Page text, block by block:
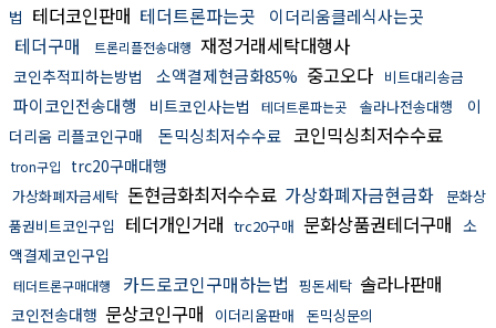
법 테더코인판매 테더트론파는곳 이더리움클레식사는곳
테더구매 트론리플전송대행 재정거래세탁대행사
코인추적피하는방법 소액결제현금화85% 중고오다 비트대리송금
파이코인전송대행 비트코인사는법 테더트론파는곳 솔라나전송대행
이
더리움 리플코인구매
돈믹싱최저수수료 코인믹싱최저수수료
tron구입 trc20구매대행
가상화폐자금세탁 돈현금화최저수수료 가상화폐자금현금화
문화상
품권비트코인구입
테더개인거래 trc20구매 문화상품권테더구매 소
액결제코인구입
테더트론구매대행 카드로코인구매하는법 핑돈세탁 솔라나판매
코인전송대행 문상코인구매 이더리움판매 돈믹싱문의